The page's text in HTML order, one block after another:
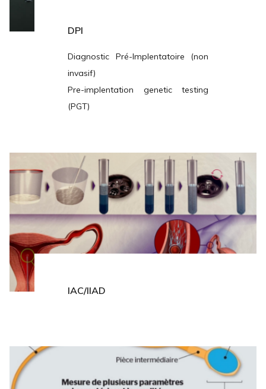
DPI
Diagnostic Pré-Implentatoire (non
invasif)
Pre-implentation genetic testing
(PGT)
IAC/IIAD